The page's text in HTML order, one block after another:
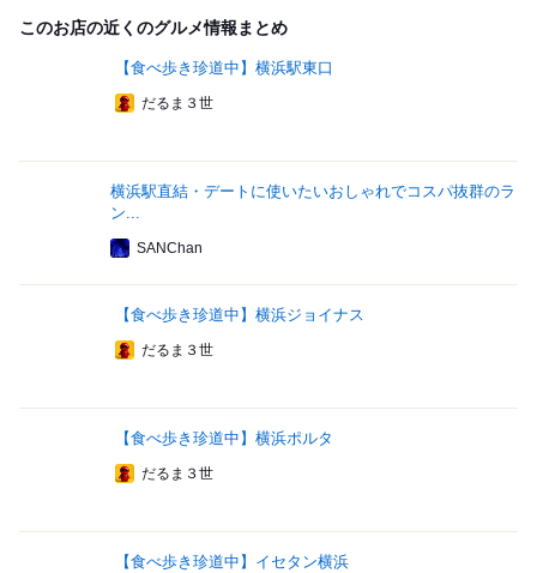
このお店の近くのグルメ情報まとめ
【食べ歩き珍道中】横浜駅東口
だるま３世
横浜駅直結・デートに使いたいおしゃれでコスパ抜群のラ
ン...
SANChan
【食べ歩き珍道中】横浜ジョイナス
だるま３世
【食べ歩き珍道中】横浜ポルタ
だるま３世
【食べ歩き珍道中】イセタン横浜